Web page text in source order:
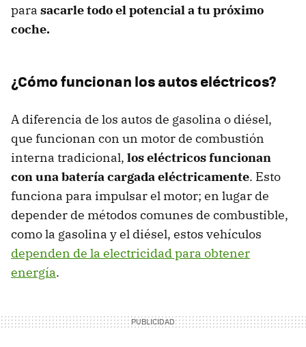
para sacarle todo el potencial a tu próximo
coche.
¿Cómo funcionan los autos eléctricos?
A diferencia de los autos de gasolina o diésel,
que funcionan con un motor de combustión
interna tradicional, los eléctricos funcionan
con una batería cargada eléctricamente. Esto
funciona para impulsar el motor; en lugar de
depender de métodos comunes de combustible,
como la gasolina y el diésel, estos vehículos
dependen de la electricidad para obtener
energía.